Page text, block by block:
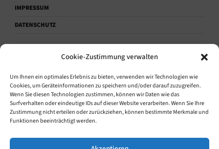
Cookie-Zustimmung verwalten
Um Ihnen ein optimales Erlebnis zu bieten, verwenden wir Technologien wie
Cookies, um Geräteinformationen zu speichern und/oder darauf zuzugreifen.
Wenn Sie diesen Technologien zustimmen, können wir Daten wie das
Surfverhalten oder eindeutige IDs auf dieser Website verarbeiten. Wenn Sie Ihre
Zustimmung nicht erteilen oder zurückziehen, können bestimmte Merkmale und
Funktionen beeinträchtigt werden.
IMPRESSUM
DATENSCHUTZ
KONTAKTAUFNAHME.
Sprechen.
+49 (0) 171 1864628
Schreiben.